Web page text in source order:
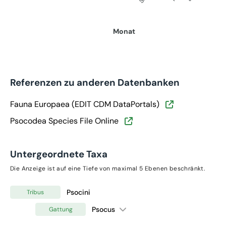
Monat
Referenzen zu anderen Datenbanken
Fauna Europaea (EDIT CDM DataPortals)
Psocodea Species File Online
Untergeordnete Taxa
Die Anzeige ist auf eine Tiefe von maximal 5 Ebenen beschränkt.
Tribus Psocini
Gattung Psocus